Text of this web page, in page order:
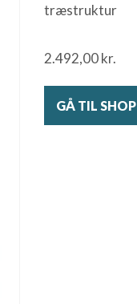
træstruktur
2.492,00kr.
GÅ TIL SHOP